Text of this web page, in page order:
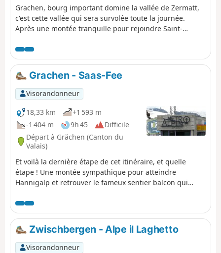
plein Sud et sa relativement faible
altitude, cette randonnée est à
privilégier au printemps ou en
Grachen, bourg important domine la vallée de Zermatt,
c'est cette vallée qui sera survolée toute la journée.
Après une montée tranquille pour rejoindre Saint-
éboulis pour parvenir après une longue traversée au
salvateur Refuge d'Europahutte.
Grachen - Saas-Fee
Visorandonneur
18,33 km
+1 593 m
-1 404 m
9h 45
Difficile
Départ à Grächen (Canton du
Valais)
Et voilà la dernière étape de cet itinéraire, et quelle
étape ! Une montée sympathique pour atteindre
Hannigalp et retrouver le fameux sentier balcon qui
Zwischbergen - Alpe il Laghetto
Visorandonneur